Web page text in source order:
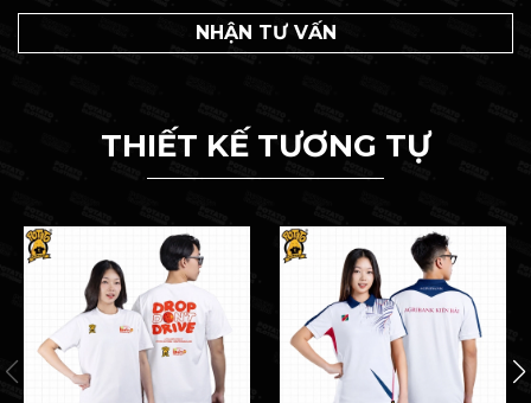
NHẬN TƯ VẤN
THIẾT KẾ TƯƠNG TỰ